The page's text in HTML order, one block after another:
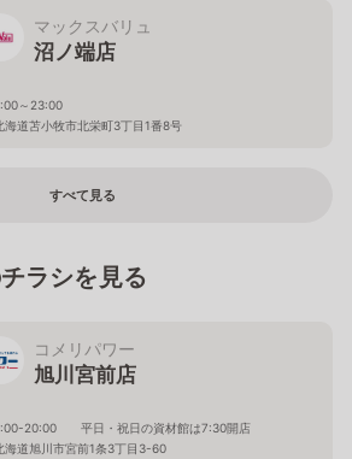
マックスバリュ
沼ノ端店
～23:00
海道苫小牧市北栄町3丁目1番8号
すべて見る
ラシを見る
コメリパワー
旭川宮前店
20:00 平日・祝日の資材館は7:30開店
海道旭川市宮前1条3丁目3-60